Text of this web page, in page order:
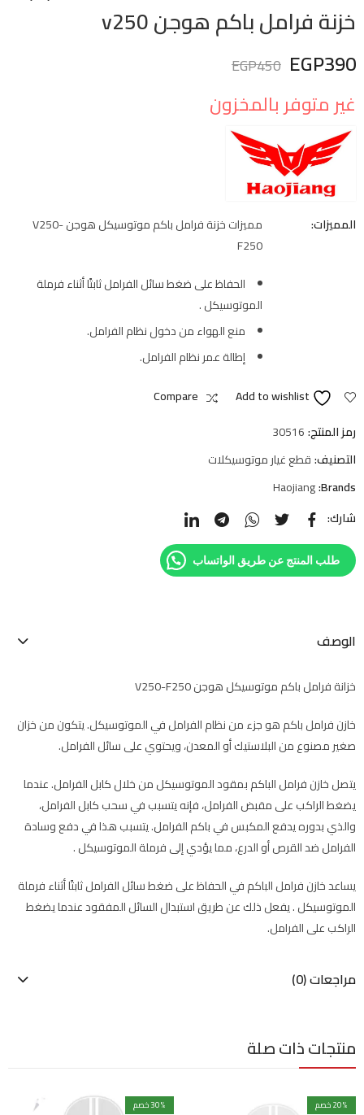
خزنة فرامل باكم هوجن v250
EGP390
EGP450
غير متوفر بالمخزون
المميزات:
مميزات خزنة فرامل باكم موتوسيكل هوجن V250-
F250
الحفاظ على ضغط سائل الفرامل ثابتًا أثناء فرملة
الموتوسيكل .
منع الهواء من دخول نظام الفرامل.
إطالة عمر نظام الفرامل.
Add to wishlist
Compare
رمز المنتج:30516
التصنيف:قطع غيار موتوسيكلات
Brands:
Haojiang
شارك:
طلب المنتج عن طريق الواتساب
الوصف
خزانة فرامل باكم موتوسيكل هوجن V250-F250
خازن فرامل باكم هو جزء من نظام الفرامل في الموتوسيكل. يتكون من خزان
صغير مصنوع من البلاستيك أو المعدن، ويحتوي على سائل الفرامل.
يتصل خازن فرامل الباكم بمقود الموتوسيكل من خلال كابل الفرامل. عندما
يضغط الراكب على مقبض الفرامل، فإنه يتسبب في سحب كابل الفرامل،
والذي بدوره يدفع المكبس في باكم الفرامل. يتسبب هذا في دفع وسادة
الفرامل ضد القرص أو الدرع، مما يؤدي إلى فرملة الموتوسيكل .
يساعد خازن فرامل الباكم في الحفاظ على ضغط سائل الفرامل ثابتًا أثناء فرملة
الموتوسيكل . يفعل ذلك عن طريق استبدال السائل المفقود عندما يضغط
الراكب على الفرامل.
مراجعات (0)
منتجات ذات صلة
20% خصم
30% خصم